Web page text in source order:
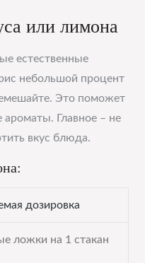
или лимона
естественные
небольшой процент
Это поможет
ароматы. Главное – не
вкус блюда.
дозировка
ложки на 1 стакан